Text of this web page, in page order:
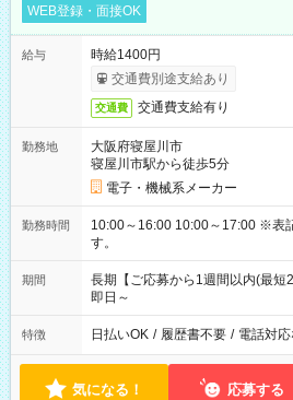
WEB登録・面接OK
給与
時給1400円
交通費別途支給あり
交通費 交通費支給有り
勤務地
大阪府寝屋川市
寝屋川市駅から徒歩5分
電子・機械系メーカー
勤務時間
10:00～16:00 10:00～17:00 ※表記のうち実働5時間から6時間で
す。
期間
長期【ご応募から1週間以内(最短
即日～
特徴 日払いOK / 履歴書不要 / 電話対応
気になる！ 応募する